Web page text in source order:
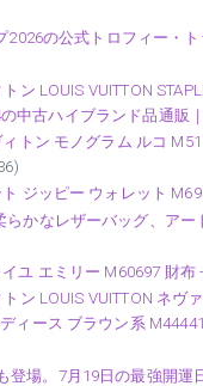
2026の公式トロフィー・
ン LOUIS VUITTON
の中古ハイブランド品通
ィトン モノグラム ルコ
ジッピー ウォレット
らかなレザーバッグ、ア
ユ エミリー M60697 財
ン LOUIS VUITTON ネ
ィース ブラウン系
登場。7月19日の最強開